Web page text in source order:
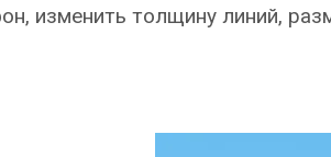
изменить толщину линий,